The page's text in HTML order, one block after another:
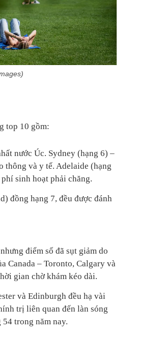
top 10 gồm:
nước Úc. Sydney (hạng 6) –
thông và y tế. Adelaide (hạng
sinh hoạt phải chăng.
đồng hạng 7, đều được đánh
điểm số đã sụt giảm do
Canada – Toronto, Calgary và
gian chờ khám kéo dài.
và Edinburgh đều hạ vài
trị liên quan đến làn sóng
trong năm nay.